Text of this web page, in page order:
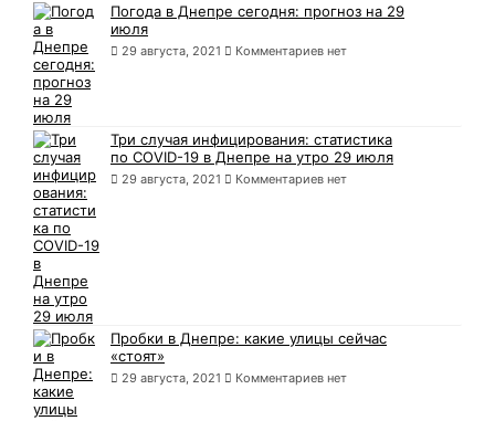
Погода в Днепре сегодня: прогноз на 29
июля
29 августа, 2021 Комментариев нет
Три случая инфицирования: статистика
по COVID-19 в Днепре на утро 29 июля
29 августа, 2021 Комментариев нет
Пробки в Днепре: какие улицы сейчас
«стоят»
29 августа, 2021 Комментариев нет